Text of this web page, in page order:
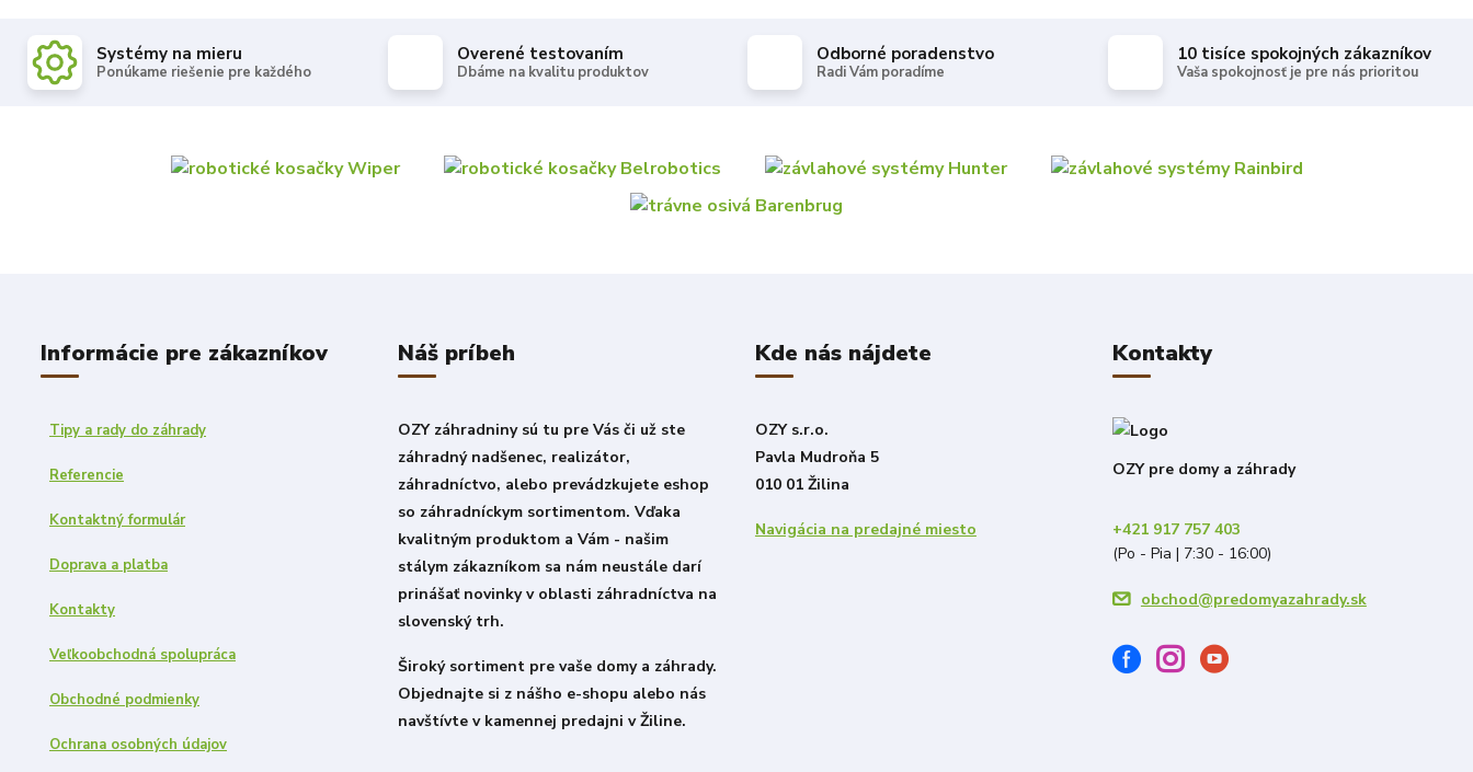
Systémy na mieru
Ponúkame riešenie pre každého
Overené testovaním
Dbáme na kvalitu produktov
Odborné poradenstvo
Radi Vám poradíme
10 tisíce spokojných zákazníkov
Vaša spokojnosť je pre nás prioritou
Informácie pre zákazníkov
Tipy a rady do záhrady
Referencie
Kontaktný formulár
Doprava a platba
Kontakty
Veľkoobchodná spolupráca
Obchodné podmienky
Ochrana osobných údajov
Náš príbeh
OZY záhradniny sú tu pre Vás či už ste
záhradný nadšenec, realizátor,
záhradníctvo, alebo prevádzkujete eshop
so záhradníckym sortimentom. Vďaka
kvalitným produktom a Vám - našim
stálym zákazníkom sa nám neustále darí
prinášať novinky v oblasti záhradníctva na
slovenský trh.
Široký sortiment pre vaše domy a záhrady.
Objednajte si z nášho e-shopu alebo nás
navštívte v kamennej predajni v Žiline.
Kde nás nájdete
OZY s.r.o.
Pavla Mudroňa 5
010 01 Žilina
Navigácia na predajné miesto
Kontakty
OZY pre domy a záhrady
+421 917 757 403
(Po - Pia | 7:30 - 16:00)
obchod@predomyazahrady.sk